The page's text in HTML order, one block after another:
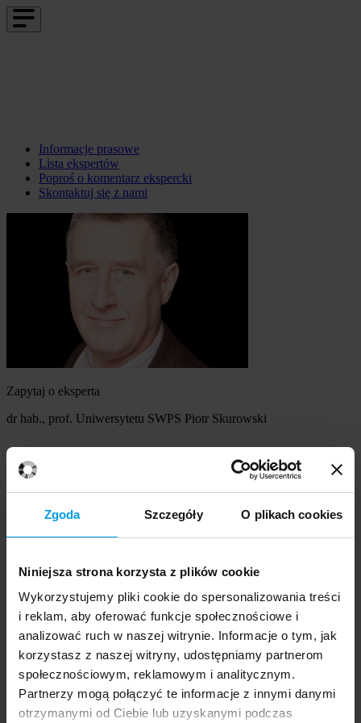
Zgoda Szczegóły O plikach cookies
Niniejsza strona korzysta z plików cookie
Wykorzystujemy pliki cookie do spersonalizowania treści
i reklam, aby oferować funkcje społecznościowe i
analizować ruch w naszej witrynie. Informacje o tym, jak
korzystasz z naszej witryny, udostępniamy partnerom
społecznościowym, reklamowym i analitycznym.
Partnerzy mogą połączyć te informacje z innymi danymi
otrzymanymi od Ciebie lub uzyskanymi podczas
Informacje prasowe
Lista ekspertów
Poproś o komentarz ekspercki
Skontaktuj się z nami
Zapytaj o eksperta
dr hab., prof. Uniwersytetu SWPS Piotr Skurowski
Szukasz eksperta
Ekspert
udzielenie wywiadu
udział w audycji radiowej na żywo
udział w nagraniu audycji radiowej
udział w audycji telewizyjnej na żywo
udział w nagraniu audycji telewizyjnej
Inne
Opisz temat zapytania Prosimy opisać problem, zjawisko czy
wydarzenie, które będą przedmiotem komentarza eksperta: